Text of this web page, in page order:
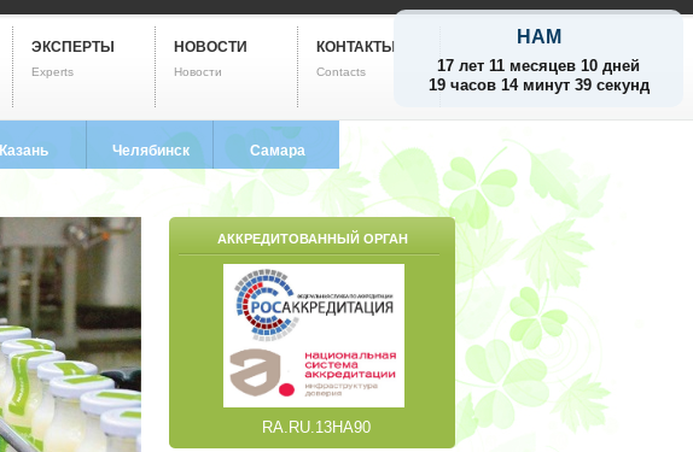
НАМ
17 лет 11 месяцев 10 дней
19 часов 14 минут 40 секунд
ЭКСПЕРТЫ
Experts
НОВОСТИ
Новости
КОНТАКТЫ
Contacts
Казань Челябинск
8 (351) 799-5752
Самара
8 (846) 212-9733
АККРЕДИТОВАННЫЙ ОРГАН
RA.RU.13НА90